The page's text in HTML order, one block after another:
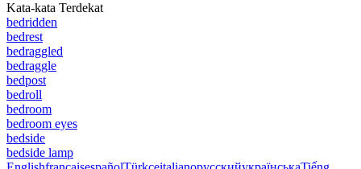
Kata-kata Terdekat
bedridden
bedrest
bedraggled
bedraggle
bedpost
bedroll
bedroom
bedroom eyes
bedside
bedside lamp